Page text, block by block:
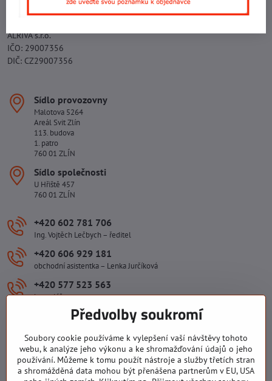
DIČ: CZ5602130809
ALRIVA s.r.o.
IČO: 29007356
DIČ: CZ29007356
Sídlo provozovny
Malotova 5264
Areál Svit Zlín
113. budova
1. patro
760 01 ZLÍN
Sídlo společnosti
U Hřiště 457
760 01 ZLÍN
+420 602 781 706
Ing. Vojtěch Lečbych – ředitel
+420 606 929 181
obchodní asistentka – Lenka Jurčíková
+420 577 523 563
kancelář
ivlecbych​@seznam​.cz
Důležité odkazy
Předvolby soukromí
Soubory cookie používáme k vylepšení vaší návštěvy tohoto
webu, k analýze jeho výkonu a ke shromažďování údajů o jeho
používání. Můžeme k tomu použít nástroje a služby třetích stran
a shromážděná data mohou být přenášena partnerům v EU, USA